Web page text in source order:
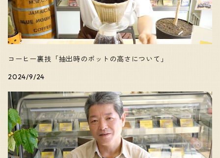
コーヒー裏技「抽出時のポットの高さについて」
2024/9/24